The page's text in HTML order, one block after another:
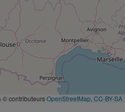
© contributeursOpenStreetMap CC-BY-SA
Complément
alimentaire
Assurance emprunteur
Petit électroménager -
Matelas
Mutuelle